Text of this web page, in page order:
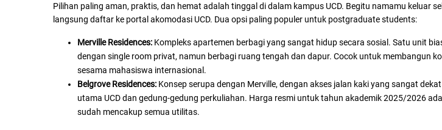
Pilihan paling aman, praktis, dan hemat adalah tinggal di dalam kampus UCD. Begitu namamu keluar
langsung daftar ke portal akomodasi UCD. Dua opsi paling populer untuk postgraduate students:
Merville Residences: Kompleks apartemen berbagi yang sangat hidup secara sosial. Satu unit
dengan single room privat, namun berbagi ruang tengah dan dapur. Cocok untuk membangun
sesama mahasiswa internasional.
Belgrove Residences: Konsep serupa dengan Merville, dengan akses jalan kaki yang sangat
utama UCD dan gedung-gedung perkuliahan. Harga resmi untuk tahun akademik 2025/2026
sudah mencakup semua utilitas.